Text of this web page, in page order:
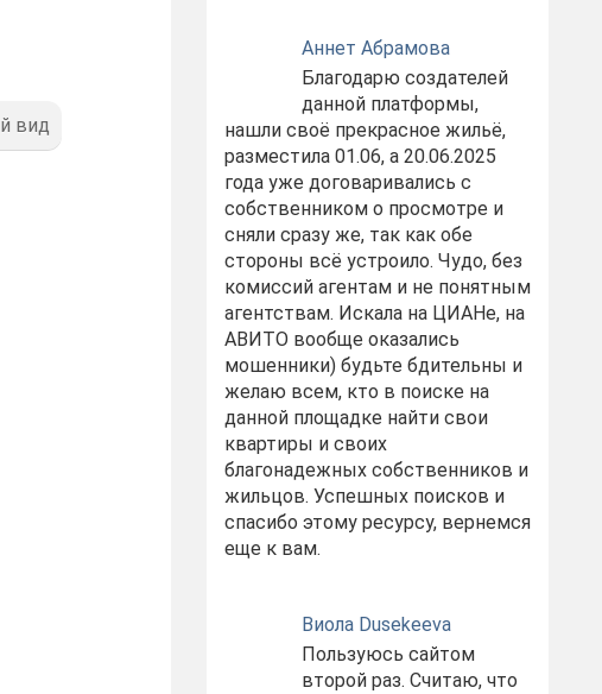
вид
Аннет Абрамова
Благодарю создателей
данной платформы,
нашли своё прекрасное жильё,
разместила 01.06, а 20.06.2025
года уже договаривались с
собственником о просмотре и
сняли сразу же, так как обе
стороны всё устроило. Чудо, без
комиссий агентам и не понятным
агентствам. Искала на ЦИАНе, на
АВИТО вообще оказались
мошенники) будьте бдительны и
желаю всем, кто в поиске на
данной площадке найти свои
квартиры и своих
благонадежных собственников и
жильцов. Успешных поисков и
спасибо этому ресурсу, вернемся
еще к вам.
Виола Dusekeeva
Пользуюсь сайтом
второй раз. Считаю, что